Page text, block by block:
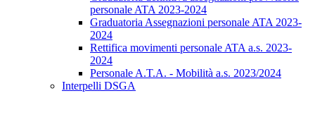
personale ATA 2023-2024
Graduatoria Assegnazioni personale ATA 2023-
2024
Rettifica movimenti personale ATA a.s. 2023-
2024
Personale A.T.A. - Mobilità a.s. 2023/2024
Interpelli DSGA